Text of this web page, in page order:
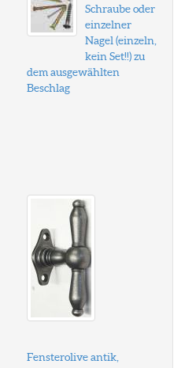
Schraube oder
einzelner
Nagel (einzeln,
kein Set!!) zu
dem ausgewählten
Beschlag
Fensterolive antik,